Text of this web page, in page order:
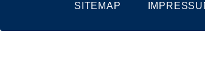
SITEMAP